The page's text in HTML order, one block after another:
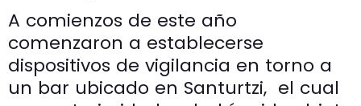
A comienzos de este año
comenzaron a establecerse
dispositivos de vigilancia en torno a
un bar ubicado en Santurtzi, el cual